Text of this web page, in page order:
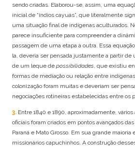
sendo criadas. Elaborou-se, assim, uma
inicial de “índios cayuás”, que literalmente
uma situação final de indígenas aculturados.
parece insuficiente para compreender a
passagem de uma etapa à outra. Essa
la, deveria ser pensada justamente a partir de
de um leque de possibilidades , que existiu
formas de mediação ou relação entre
colonização foram muitas e deveriam ser
negociações rotineiras estabelecidas entre os
3. Entre 1840 e 1890, aproximadamente,
oficiais foram criados em pontos avançados das
Paraná e Mato Grosso. Em sua grande maioria
missionários capuchinhos. A construção